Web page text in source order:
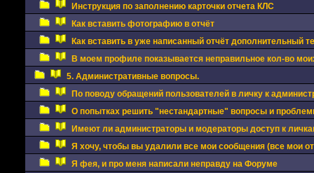
Инструкция по заполнению карточки отчета КЛС
Как вставить фотографию в отчёт
Как вставить в уже написанный отчёт дополнительный
В моем профиле показывается неправильное кол-во
5. Административные вопросы.
По поводу обращений пользователей в личку к
О попытках решить "нестандартные" вопросы и
Имеют ли администраторы и модераторы доступ к
Я хочу, чтобы вы удалили все мои сообщения (все мои
Я фея, и про меня написали неправду на Форуме